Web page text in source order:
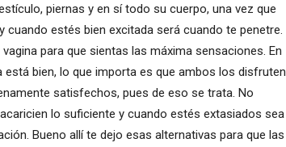
piernas y en sí todo su cuerpo, una vez que
estés bien excitada será cuando te penetre.
para que sientas las máxima sensaciones. En
bien, lo que importa es que ambos los disfruten
satisfechos, pues de eso se trata. No
lo suficiente y cuando estés extasiados sea
Bueno allí te dejo esas alternativas para que las